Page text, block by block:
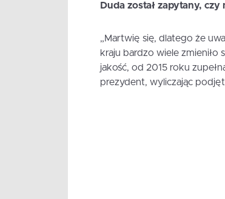
Duda został zapytany,
„Martwię się, dlatego że
kraju bardzo wiele
jakość, od 2015 roku
prezydent, wyliczając